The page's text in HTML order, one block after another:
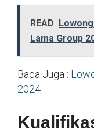
READ
Lama Group
Baca Juga :
2024